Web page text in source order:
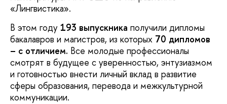
«Лингвистика».
В этом году 193 выпускника получили дипломы
бакалавров и магистров, из которых 70 дипломов
– с отличием. Все молодые профессионалы
смотрят в будущее с уверенностью, энтузиазмом
и готовностью внести личный вклад в развитие
сферы образования, перевода и межкультурной
коммуникации.